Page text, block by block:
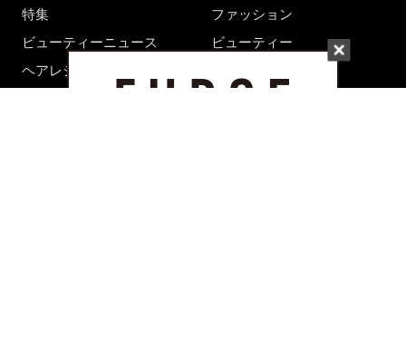
特集
ビューティーニュース
ヘアレシピ ストーリーズ
ファッション
ビューティー